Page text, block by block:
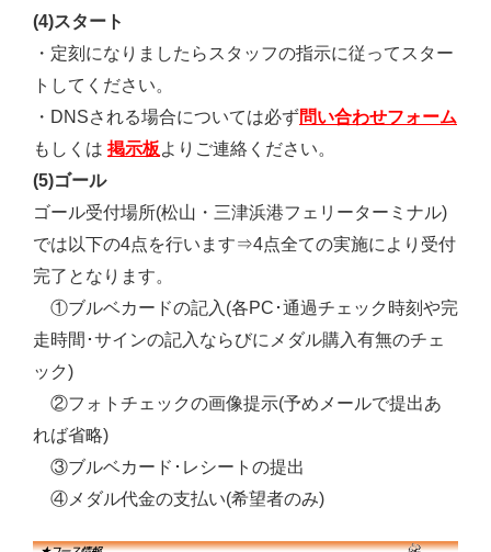
(4)スタート
・定刻になりましたらスタッフの指示に従ってスター
トしてください。
・DNSされる場合については必ず問い合わせフォーム
もしくは 掲示板よりご連絡ください。
(5)ゴール
ゴール受付場所(松山・三津浜港フェリーターミナル)
では以下の4点を行います⇒4点全ての実施により受付
完了となります。
①ブルベカードの記入(各PC･通過チェック時刻や完
走時間･サインの記入ならびにメダル購入有無のチェ
ック)
②フォトチェックの画像提示(予めメールで提出あ
れば省略)
③ブルベカード･レシートの提出
④メダル代金の支払い(希望者のみ)